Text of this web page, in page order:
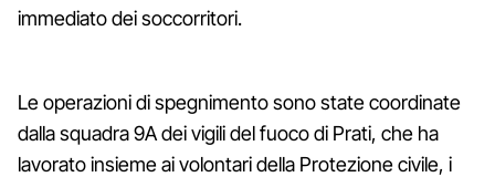
immediato dei soccorritori.
Le operazioni di spegnimento sono state coordinate
dalla squadra 9A dei vigili del fuoco di Prati, che ha
lavorato insieme ai volontari della Protezione civile, i